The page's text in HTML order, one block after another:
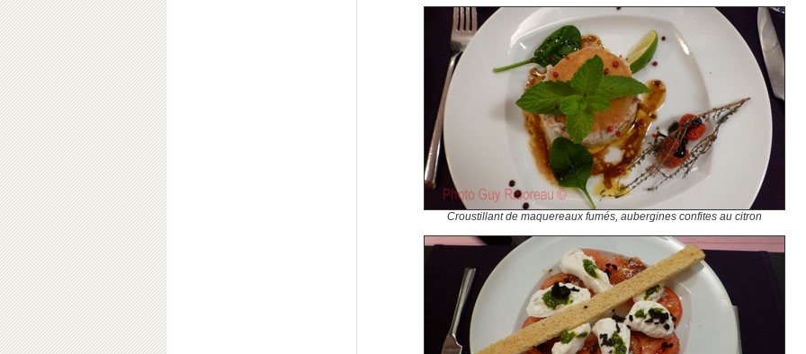
Croustillant de maquereaux fumés, aubergines confites au citron